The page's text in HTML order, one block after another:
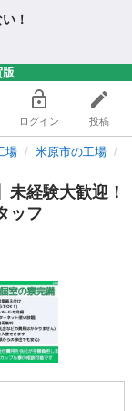
！
版
ログイン 投稿
場 米原市の工場
未経験大歓迎！
ッフ